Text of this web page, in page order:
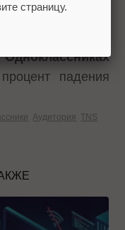
уменьшение
Одноклассниках
падения
Аудитория TNS
страницу.